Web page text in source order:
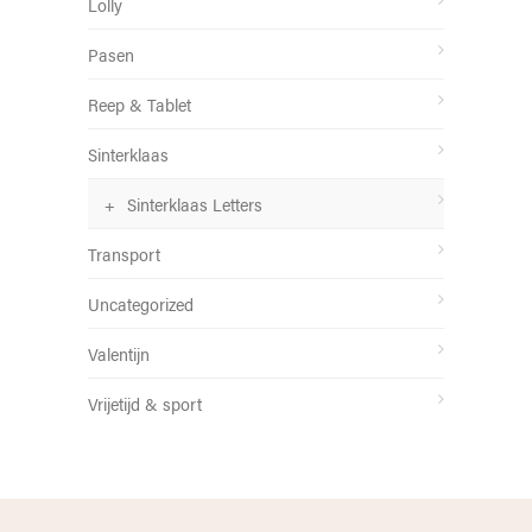
Pasen
Reep & Tablet
Sinterklaas
Sinterklaas Letters
Transport
Uncategorized
Valentijn
Vrijetijd & sport